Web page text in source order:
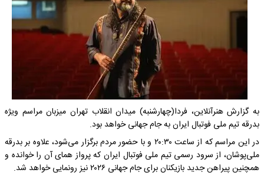
به گزارش هنرآنلاین، فردا(چهارشنبه) میدان انقلاب تهران میزبان مراسم ویژه
بدرقه تیم ملی فوتبال ایران به جام جهانی خواهد بود.
در این مراسم که از ساعت ۲۰:۳۰ و با حضور مردم برگزار می‌شود، علاوه بر بدرقه
ملی‌پوشان، از سرود رسمی تیم ملی فوتبال ایران که پرواز همای آن را خوانده و
همچنین پیراهن جدید بازیکنان برای جام جهانی ۲۰۲۶ نیز رونمایی خواهد شد.